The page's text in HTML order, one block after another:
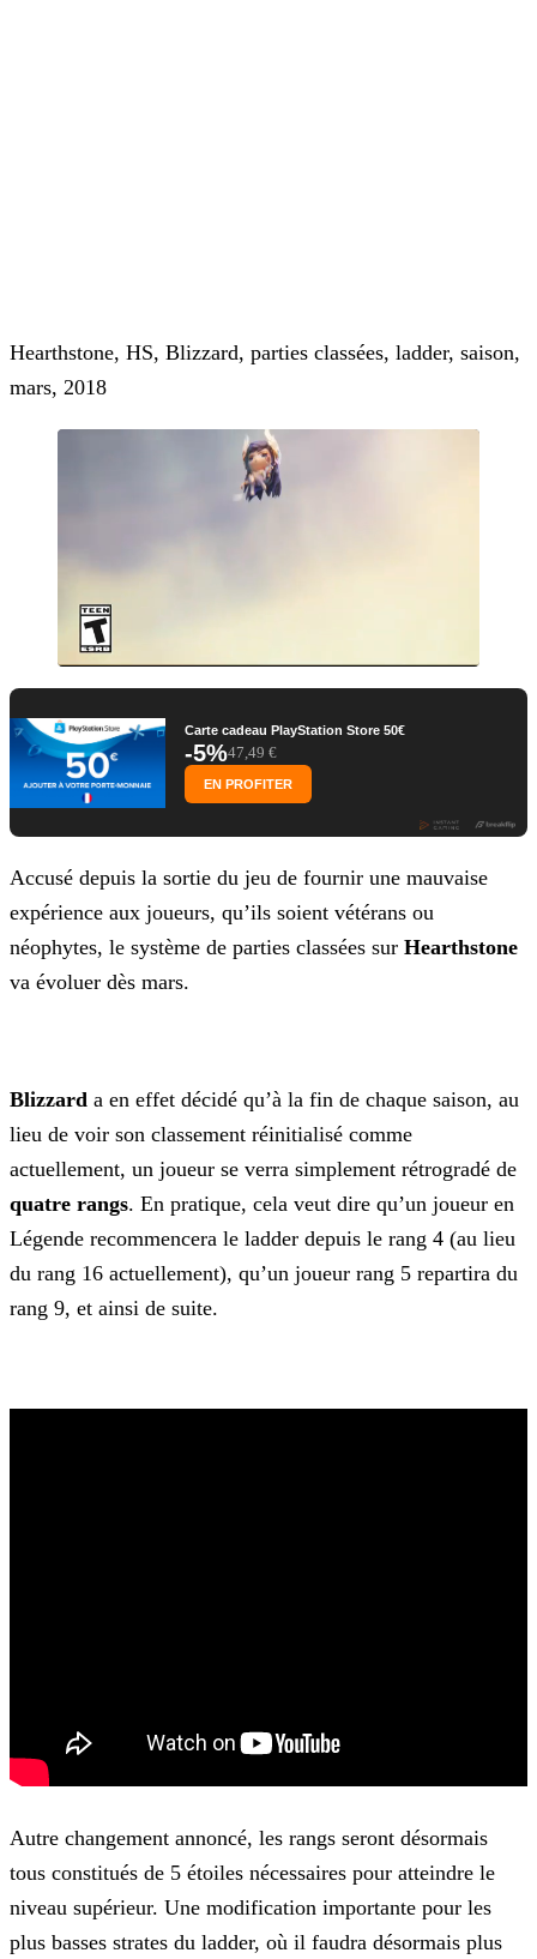
Hearthstone, HS, Blizzard, parties classées, ladder, saison,
mars, 2018
Carte cadeau PlayStation Store 50€
-5%47,49 €
EN PROFITER
Accusé depuis la sortie du jeu de fournir une mauvaise
expérience aux joueurs, qu’ils soient vétérans ou
néophytes, le système de parties classées sur Hearthstone
va évoluer dès mars.
Blizzard a en effet décidé qu’à la fin de chaque saison, au
lieu de voir son classement réinitialisé comme
actuellement, un joueur se verra simplement rétrogradé de
quatre rangs. En pratique, cela veut dire qu’un joueur en
Légende recommencera le ladder depuis le rang 4 (au lieu
du rang 16 actuellement), qu’un joueur rang 5 repartira du
rang 9, et ainsi de suite.
Autre changement annoncé, les rangs seront désormais
tous constitués de 5 étoiles nécessaires pour atteindre le
niveau supérieur. Une modification importante pour les
plus basses strates du ladder, où il faudra désormais plus